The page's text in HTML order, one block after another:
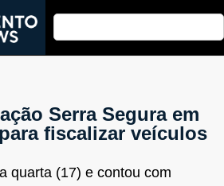
Serra Segura em
fiscalizar veículos
quarta (17) e contou com